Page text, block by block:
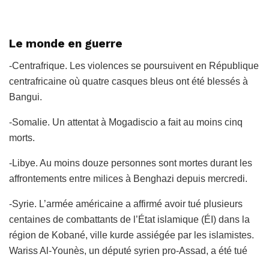
Le monde en guerre
-Centrafrique. Les violences se poursuivent en République
centrafricaine où quatre casques bleus ont été blessés à
Bangui.
-Somalie. Un attentat à Mogadiscio a fait au moins cinq
morts.
-Libye. Au moins douze personnes sont mortes durant les
affrontements entre milices à Benghazi depuis mercredi.
-Syrie. L’armée américaine a affirmé avoir tué plusieurs
centaines de combattants de l’État islamique (ÉI) dans la
région de Kobané, ville kurde assiégée par les islamistes.
Wariss Al-Younès, un député syrien pro-Assad, a été tué